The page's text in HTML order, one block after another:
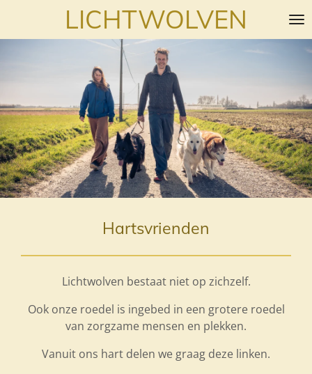
LICHTWOLVEN
Hartsvrienden
Lichtwolven bestaat niet op zichzelf.
Ook onze roedel is ingebed in een grotere roedel
van zorgzame mensen en plekken.
Vanuit ons hart delen we graag deze linken.